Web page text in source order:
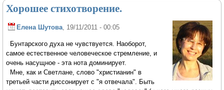
Хорошее стихотворение.
Елена Шутова, 19/11/2011 - 00:05
Бунтарского духа не чувствуется. Наоборот,
самое естественное человеческое стремление, и
очень насущное - эта нота доминирует.
Мне, как и Светлане, слово "христианин" в
третьей части диссонирует с "я отвечала". Быть